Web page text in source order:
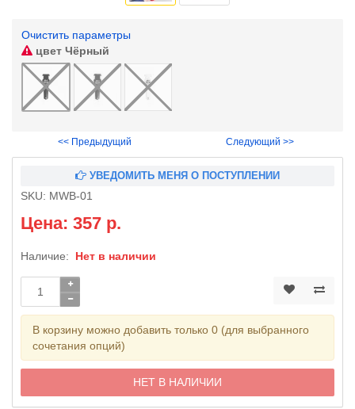
Очистить параметры
цвет Чёрный
<< Предыдущий Следующий >>
УВЕДОМИТЬ МЕНЯ О ПОСТУПЛЕНИИ
SKU: MWB-01
Цена: 357 р.
Наличие: Нет в наличии
В корзину можно добавить только 0 (для выбранного
сочетания опций)
НЕТ В НАЛИЧИИ